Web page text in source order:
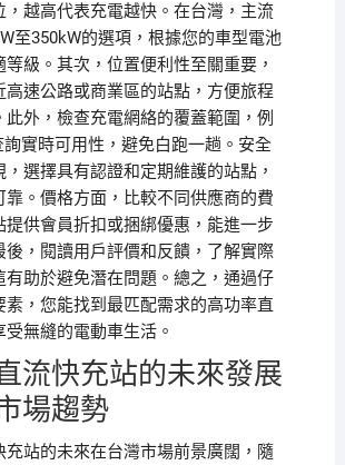
，越高代表充電越快。在台灣，主流
至350kW的選項，根據您的車型電池
級。其次，位置便利性至關重要，
高速公路或商業區的站點，方便旅程
此外，檢查充電網絡的覆蓋範圍，例
詢實時可用性，避免白跑一趟。安全
選擇具有認證和定期維護的站點，
靠。價格方面，比較不同供應商的費
提供會員折扣或捆綁優惠，能進一步
後，閱讀用戶評價和反饋，了解實際
有助於避免潛在問題。總之，通過仔
素，您能找到最匹配需求的高功率直
無縫的電動車生活。
流快充站的未來發展
場趨勢
充站的未來在台灣市場前景廣闊，隨